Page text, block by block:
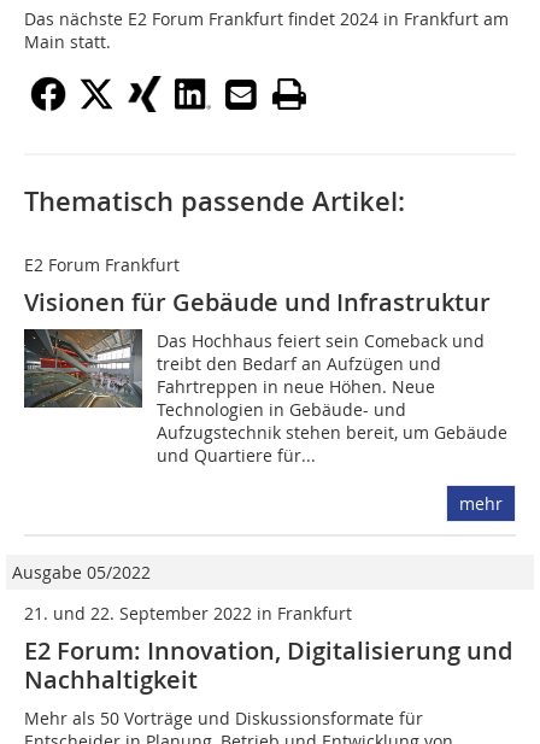
Das nächste E2 Forum Frankfurt findet 2024 in Frankfurt am
Main statt.
Thematisch passende Artikel:
E2 Forum Frankfurt
Visionen für Gebäude und Infrastruktur
Das Hochhaus feiert sein Comeback und
treibt den Bedarf an Aufzügen und
Fahrtreppen in neue Höhen. Neue
Technologien in Gebäude- und
Aufzugstechnik stehen bereit, um Gebäude
und Quartiere für...
mehr
Ausgabe 05/2022
21. und 22. September 2022 in Frankfurt
E2 Forum: Innovation, Digitalisierung und
Nachhaltigkeit
Mehr als 50 Vorträge und Diskussionsformate für